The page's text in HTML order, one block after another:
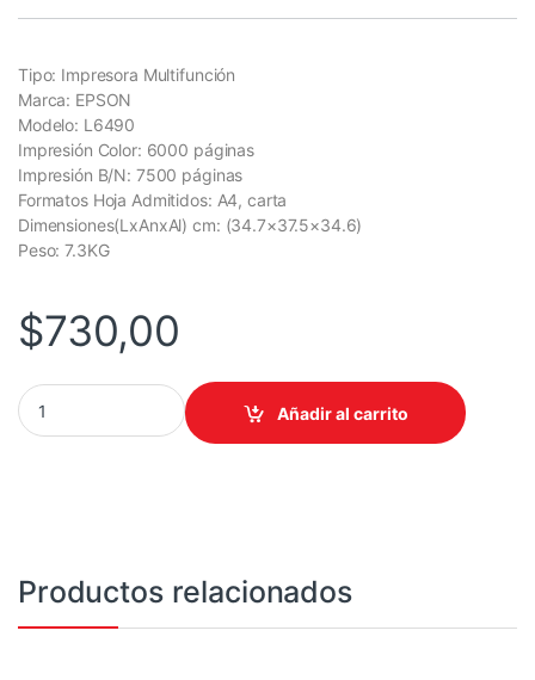
Tipo: Impresora Multifunción
Marca: EPSON
Modelo: L6490
Impresión Color: 6000 páginas
Impresión B/N: 7500 páginas
Formatos Hoja Admitidos: A4, carta
Dimensiones(LxAnxAl) cm: (34.7×37.5×34.6)
Peso: 7.3KG
$730,00
IMPRESORA EPSON L6490 MULTIFUNCION INALAMBRICA/
Añadir al carrito
Productos relacionados